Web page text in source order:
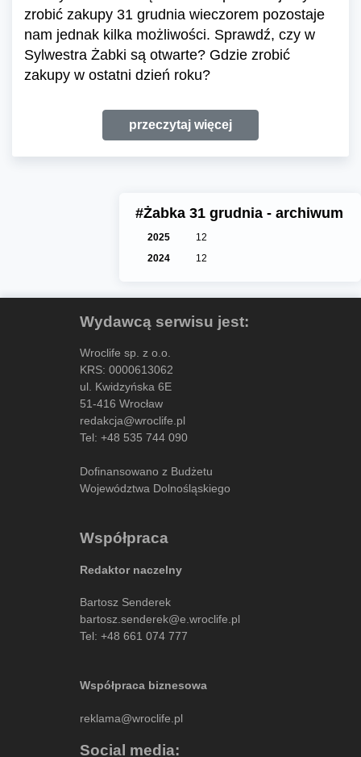
zrobić zakupy 31 grudnia wieczorem pozostaje
nam jednak kilka możliwości. Sprawdź, czy w
Sylwestra Żabki są otwarte? Gdzie zrobić
zakupy w ostatni dzień roku?
przeczytaj więcej
#Żabka 31 grudnia - archiwum
2025
12
2024
12
Wydawcą serwisu jest:
Wroclife sp. z o.o.
KRS: 0000613062
ul. Kwidzyńska 6E
51-416 Wrocław
redakcja@wroclife.pl
Tel: +48 535 744 090
Dofinansowano z Budżetu
Województwa Dolnośląskiego
Współpraca
Redaktor naczelny
Bartosz Senderek
bartosz.senderek@e.wroclife.pl
Tel: +48 661 074 777
Współpraca biznesowa
reklama@wroclife.pl
Social media: